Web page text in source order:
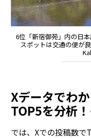
6位「新宿御苑」内の日
スポットは交通の便が
Xデータでわ
TOP5を分析
では、Xでの投稿数